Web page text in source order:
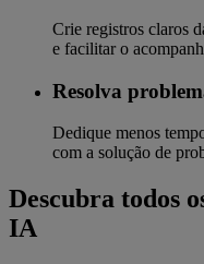
Crie registros claros
e facilitar o
Resolva
Dedique menos
com a solução de
Descubra todos
IA